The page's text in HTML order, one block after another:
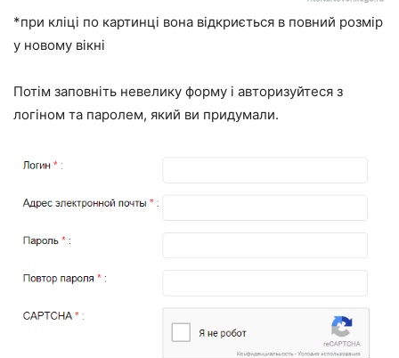
*при кліці по картинці вона відкриється в повний розмір
у новому вікні
Потім заповніть невелику форму і авторизуйтеся з
логіном та паролем, який ви придумали.